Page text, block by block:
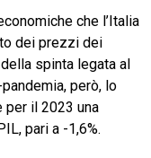
che l’Italia
dei prezzi dei
spinta legata al
però, lo
il 2023 una
pari a -1,6%.